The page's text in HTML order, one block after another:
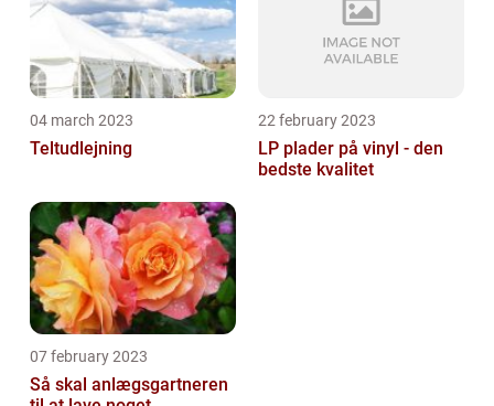
04 march 2023
Teltudlejning
22 february 2023
LP plader på vinyl - den
bedste kvalitet
07 february 2023
Så skal anlægsgartneren